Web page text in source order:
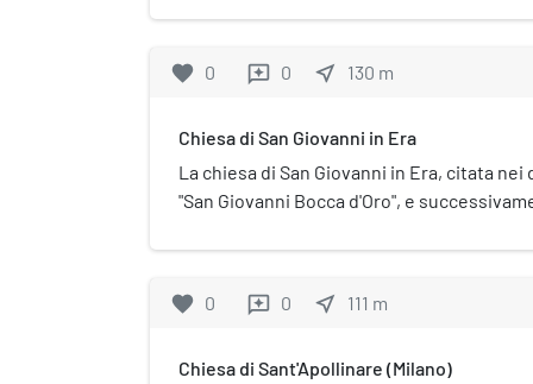
Cerchia dei Navigli, ovvero dal
originariamente il fossato
favorite 0 reviews 0 near_me 130 m
Chiesa di San Giovanni in Era
La chiesa di San Giovanni in Era, citata
"San Giovanni Bocca d'Oro", e
Caterina, di fianco alla chiesa di San
favorite 0 reviews 0 near_me 111 m
Chiesa di Sant'Apollinare (Milano)